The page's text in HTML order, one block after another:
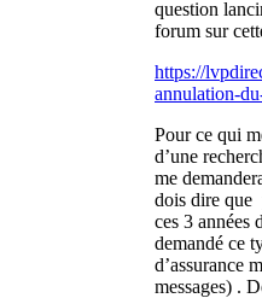
question
forum sur
https://
annulation-
Pour ce qui
d’une
me
dois dire que
ces 3 années
demandé ce
d’assurance
messages) .